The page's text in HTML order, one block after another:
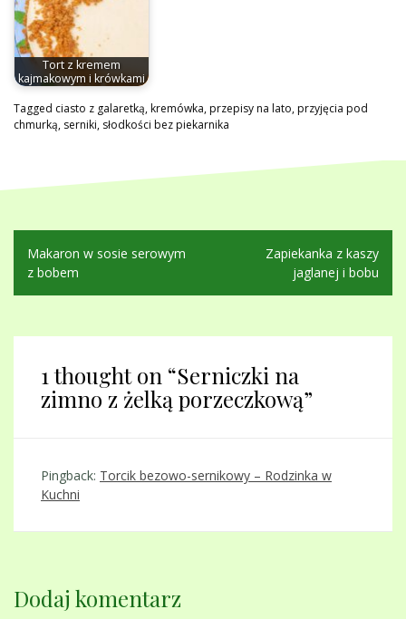
Tort z kremem
kajmakowym i krówkami
Tagged ciasto z galaretką,kremówka,przepisy na lato,przyjęcia pod
chmurką, serniki, słodkości bez piekarnika
Nawigacja
wpisu
Makaron w sosie serowym
z bobem
Zapiekanka z kaszy
jaglanej i bobu
1 thought on “Serniczki na
zimno z żelką porzeczkową”
Pingback: Torcik bezowo-sernikowy – Rodzinka w
Kuchni
Dodaj komentarz